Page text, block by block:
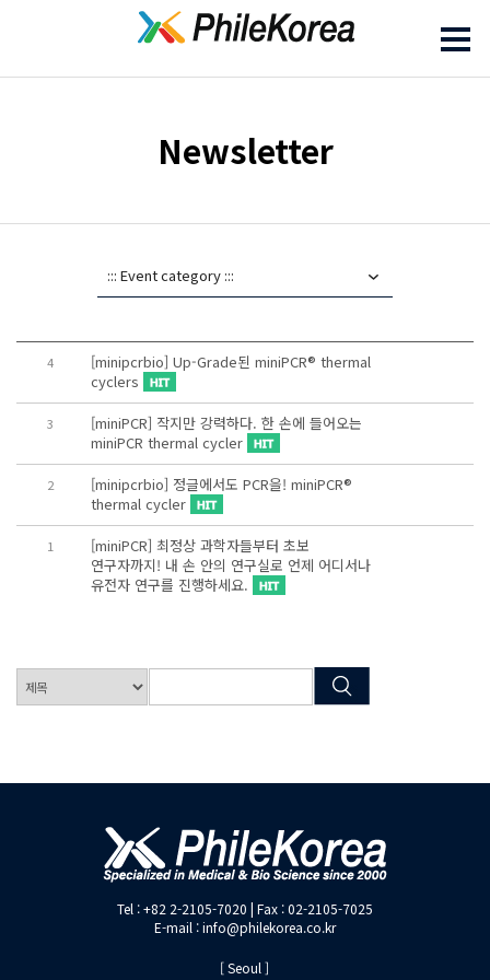
Newsletter
4
[minipcrbio] Up-Grade된 miniPCR® thermal
cyclers
3
[miniPCR] 작지만 강력하다. 한 손에 들어오는
miniPCR thermal cycler
2
[minipcrbio] 정글에서도 PCR을! miniPCR®
thermal cycler
1
[miniPCR] 최정상 과학자들부터 초보
연구자까지! 내 손 안의 연구실로 언제 어디서나
유전자 연구를 진행하세요.
Tel : +82 2-2105-7020 | Fax : 02-2105-7025
E-mail : info@philekorea.co.kr
[ Seoul ]